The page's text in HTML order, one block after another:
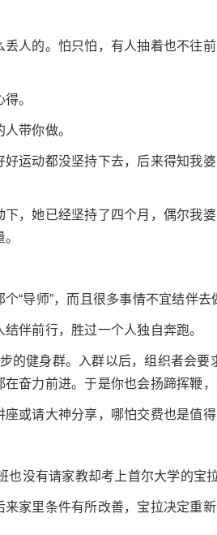
人的。怕只怕，有人抽着也不往
。
带你做。
运动都没坚持下去，后来得知我
，她已经坚持了四个月，偶尔我
“导师”，而且很多事情不宜结伴去
伴前行，胜过一个人独自奔跑。
的健身群。入群以后，组织者会要
奋力前进。于是你也会扬蹄挥鞭，
或请大神分享，哪怕交费也是值得
没有请家教却考上首尔大学的宝
家里条件有所改善，宝拉决定重